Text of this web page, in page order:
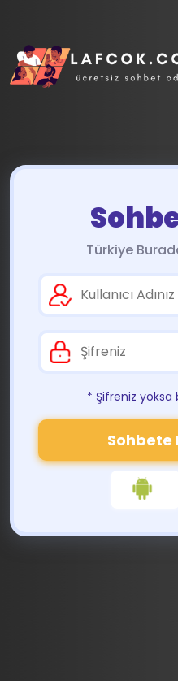
Türkiye
* Şifreniz yoksa
Sohbete